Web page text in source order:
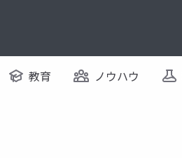
教育 ノウハウ